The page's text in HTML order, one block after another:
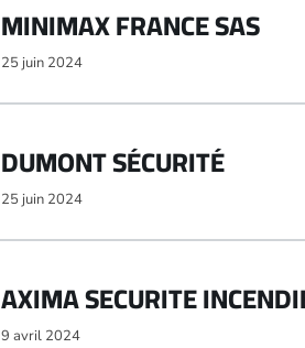
MINIMAX FRANCE SAS
25 juin 2024
DUMONT SÉCURITÉ
25 juin 2024
AXIMA SECURITE
9 avril 2024